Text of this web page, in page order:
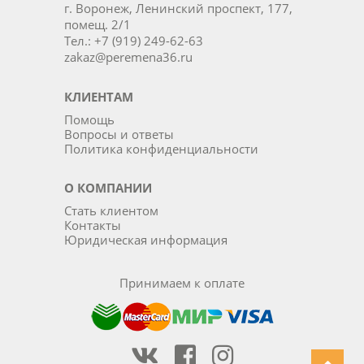
г. Воронеж, Ленинский проспект, 177,
помещ. 2/1
Тел.: +7 (919) 249-62-63
zakaz@peremena36.ru
КЛИЕНТАМ
Помощь
Вопросы и ответы
Политика конфиденциальности
О КОМПАНИИ
Стать клиентом
Контакты
Юридическая информация
Принимаем к оплате
Наша группа Вконтакте
Наша группа на Фейсбуке
Наша группа в